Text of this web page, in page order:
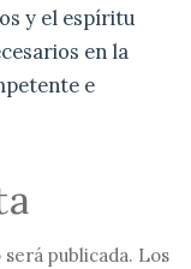
y el espíritu
en la
e
publicada. Los